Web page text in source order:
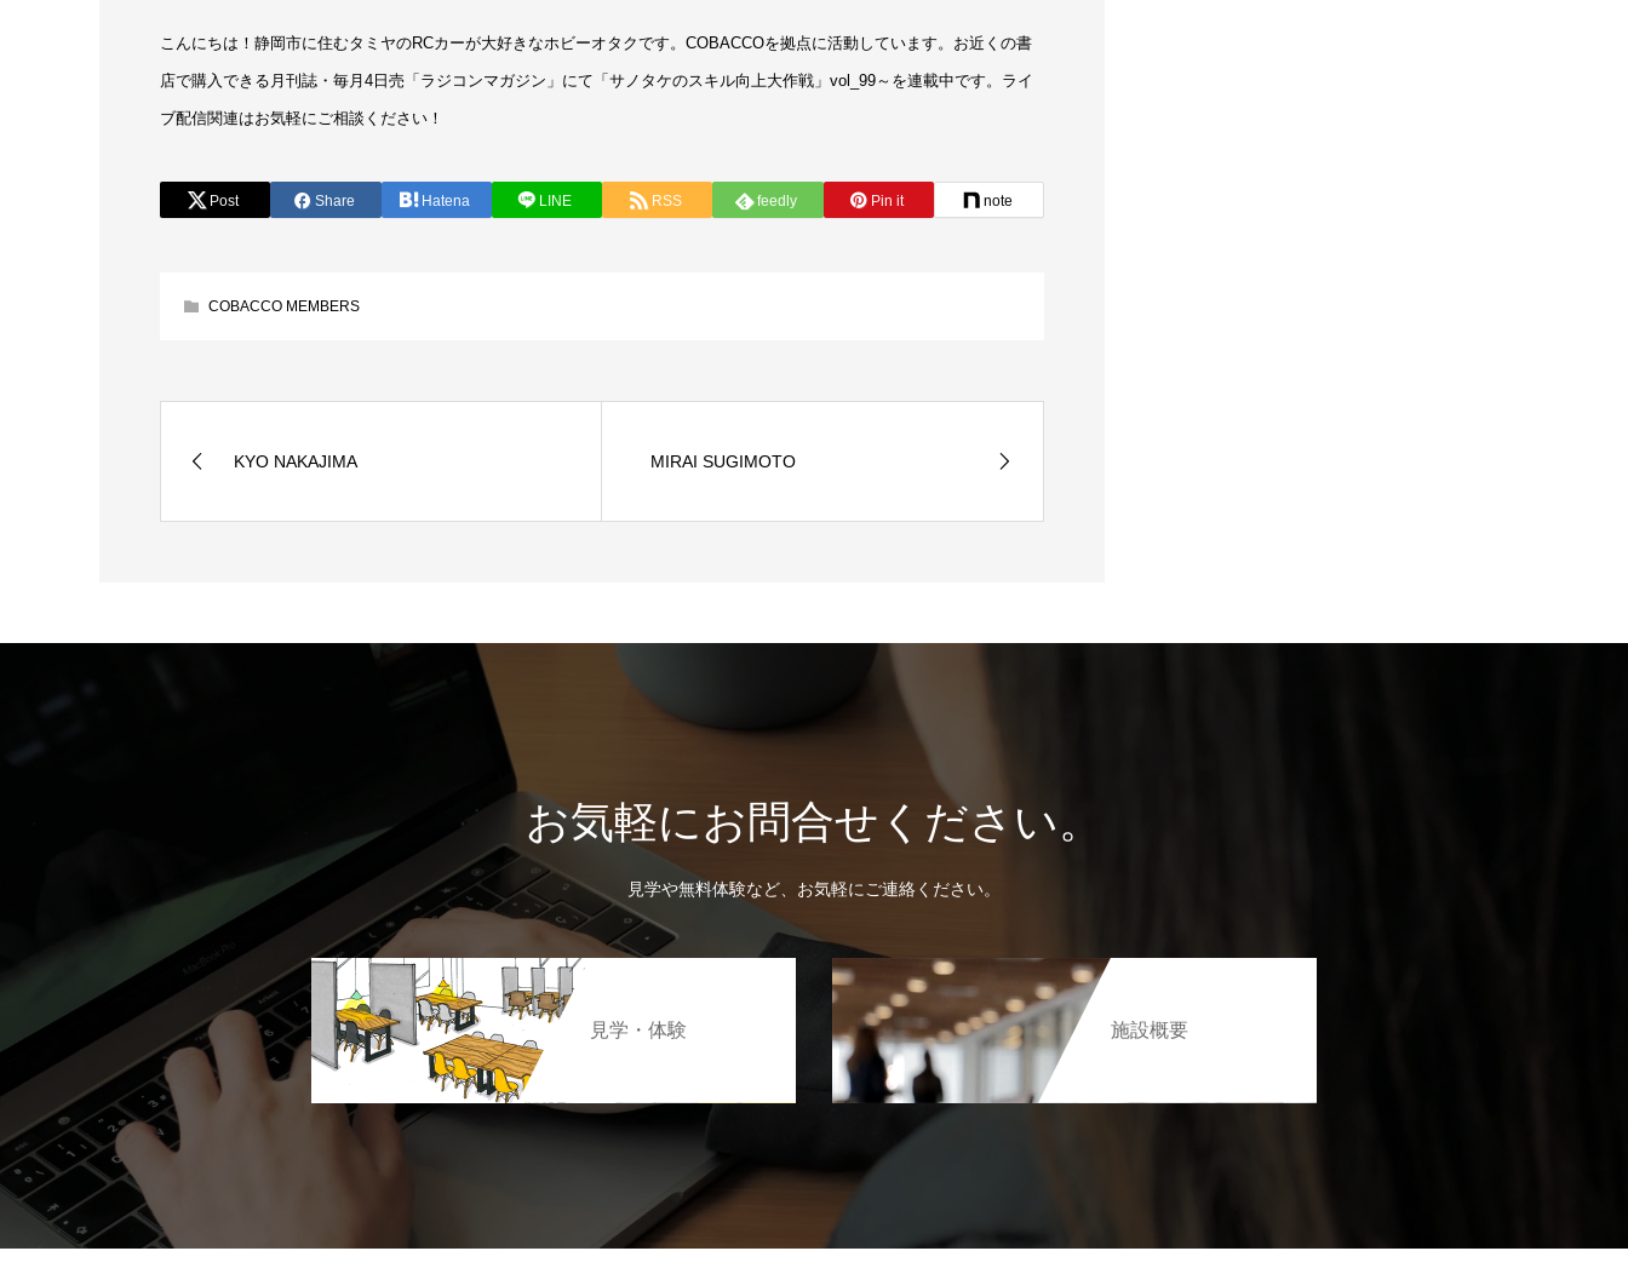
こんにちは！静岡市に住むタミヤのRCカーが大好きなホビーオタクです。COBACCOを拠点に活動しています。お近くの書
店で購入できる月刊誌・毎月4日売「ラジコンマガジン」にて「サノタケのスキル向上大作戦」vol_99～を連載中です。ライ
ブ配信関連はお気軽にご相談ください！
Post Share Hatena LINE RSS feedly Pin it note
COBACCO MEMBERS
KYO NAKAJIMA MIRAI SUGIMOTO
お気軽にお問合せください。
見学や無料体験など、お気軽にご連絡ください。
見学・体験 施設概要